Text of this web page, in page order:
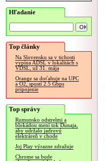
Hľadanie
Top články
Na Slovensku sa v tichosti
vypína ADSL v lokalitách s
VDSL, už 31. mája
Orange sa doťahuje na UPC
a O2, spustí 2.5 Gbps
pripojenie
Top správy
Rumunsko odstrelmi a
blokádou mení tok Dunaja,
aby udržalo jadrovú
elektráreň v chode
Joj Play výrazne zdražuje
Chrome sa bude